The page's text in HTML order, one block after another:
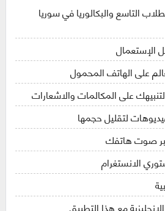
التاسع والبكالوريا في سوريا
على الهاتف المحمول
على المكالمات والاشعارات
لتقليل حجمها
صوت هاتفك
الانستغرام